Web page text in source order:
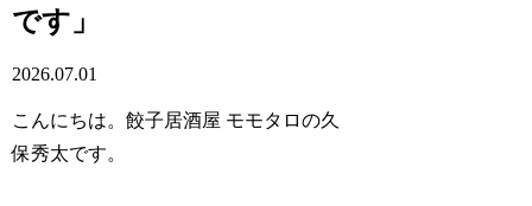
です」
2026.07.01
こんにちは。餃子居酒屋 モモタロの久
保秀太です。